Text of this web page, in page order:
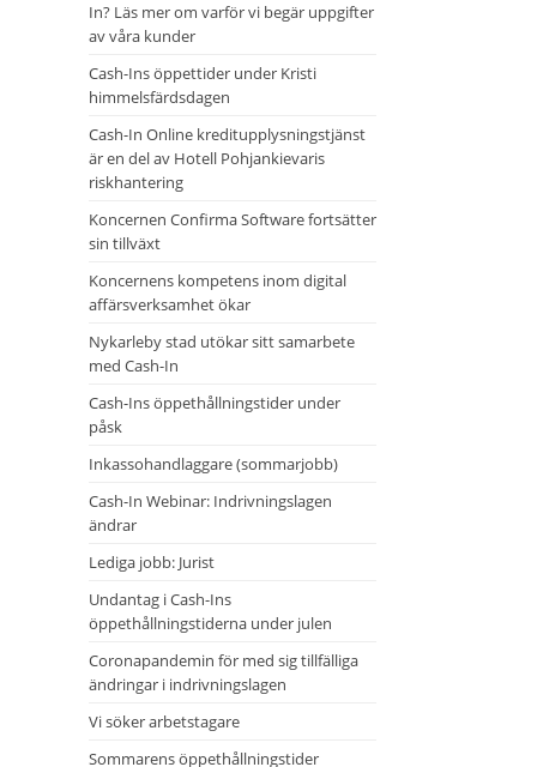
In? Läs mer om varför vi begär uppgifter
av våra kunder
Cash-Ins öppettider under Kristi
himmelsfärdsdagen
Cash-In Online kreditupplysningstjänst
är en del av Hotell Pohjankievaris
riskhantering
Koncernen Confirma Software fortsätter
sin tillväxt
Koncernens kompetens inom digital
affärsverksamhet ökar
Nykarleby stad utökar sitt samarbete
med Cash-In
Cash-Ins öppethållningstider under
påsk
Inkassohandlaggare (sommarjobb)
Cash-In Webinar: Indrivningslagen
ändrar
Lediga jobb: Jurist
Undantag i Cash-Ins
öppethållningstiderna under julen
Coronapandemin för med sig tillfälliga
ändringar i indrivningslagen
Vi söker arbetstagare
Sommarens öppethållningstider